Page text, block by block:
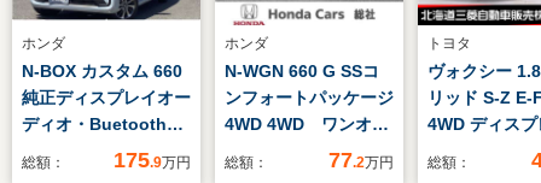
ホンダ
N-BOX カスタム 660
純正ディスプレイオー
ディオ・Buetooth接
続・アンドロイドオー
総額： 175.9万円
ホンダ
N-WGN 660 G SSコ
ンフォートパッケージ
4WD 4WD ワンオー
ナー バッテリー新品
総額： 77.2万円
トヨタ
ヴォクシー
リッド S-Z E-
4WD ディス
ーディオプラ
総額：